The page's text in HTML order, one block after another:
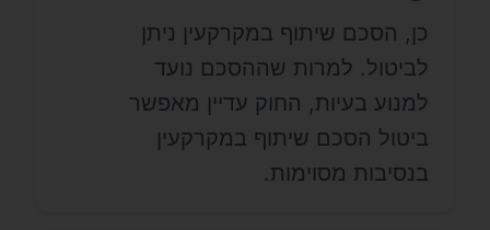
כן, הסכם שיתוף במקרקעין ניתן
לביטול. למרות שההסכם נועד
למנוע בעיות, החוק עדיין מאפשר
ביטול הסכם שיתוף במקרקעין
בנסיבות מסוימות.